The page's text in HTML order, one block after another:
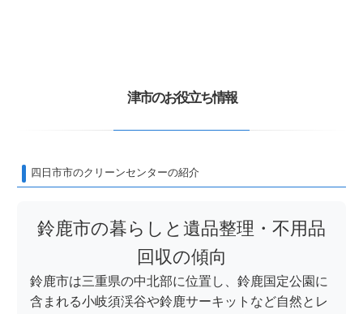
津市のお役立ち情報
四日市市のクリーンセンターの紹介
鈴鹿市の暮らしと遺品整理・不用品
回収の傾向
鈴鹿市は三重県の中北部に位置し、鈴鹿国定公園に
含まれる小岐須渓谷や鈴鹿サーキットなど自然とレ